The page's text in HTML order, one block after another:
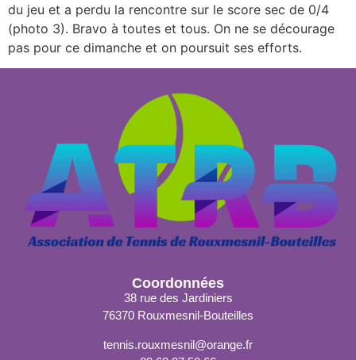
du jeu et a perdu la rencontre sur le score sec de 0/4
(photo 3). Bravo à toutes et tous. On ne se décourage
pas pour ce dimanche et on poursuit ses efforts.
Coordonnées
38 rue des Jardiniers
76370 Rouxmesnil-Bouteilles
tennis.rouxmesnil@orange.fr